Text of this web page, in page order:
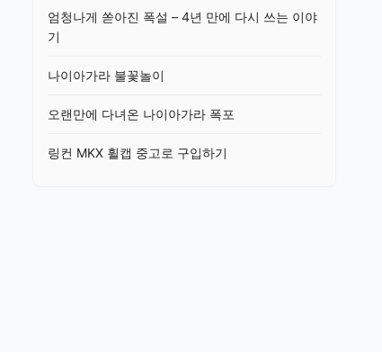
엄청나게 쏟아진 폭설 – 4년 만에 다시 쓰는 이야
기
나이아가라 불꽃놀이
오랜만에 다녀온 나이아가라 폭포
링컨 MKX 휠캡 중고로 구입하기